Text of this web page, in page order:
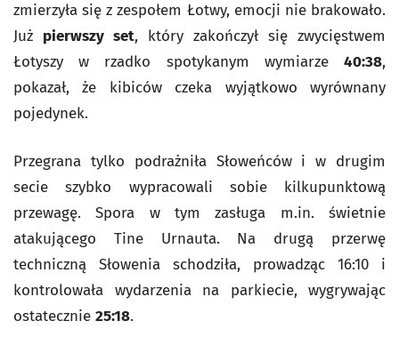
zmierzyła się z zespołem Łotwy, emocji nie brakowało.
Już pierwszy set, który zakończył się zwycięstwem
Łotyszy w rzadko spotykanym wymiarze 40:38,
pokazał, że kibiców czeka wyjątkowo wyrównany
pojedynek.
Przegrana tylko podrażniła Słoweńców i w drugim
secie szybko wypracowali sobie kilkupunktową
przewagę. Spora w tym zasługa m.in. świetnie
atakującego Tine Urnauta. Na drugą przerwę
techniczną Słowenia schodziła, prowadząc 16:10 i
kontrolowała wydarzenia na parkiecie, wygrywając
ostatecznie 25:18.